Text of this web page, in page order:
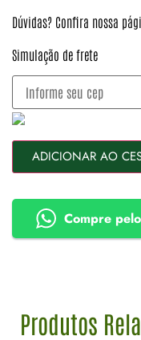
Dúvidas? Confira nossa
Simulação de frete
ADICIONAR AO
Compre
Produtos